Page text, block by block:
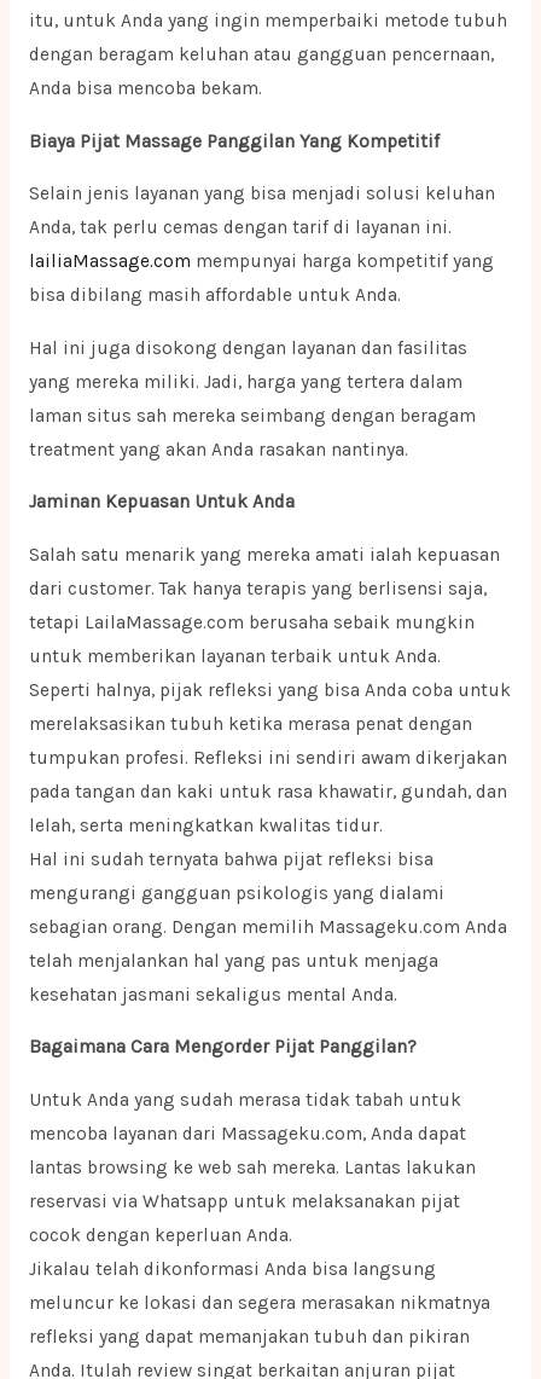
itu, untuk Anda yang ingin memperbaiki metode tubuh
dengan beragam keluhan atau gangguan pencernaan,
Anda bisa mencoba bekam.
Biaya Pijat Massage Panggilan Yang Kompetitif
Selain jenis layanan yang bisa menjadi solusi keluhan
Anda, tak perlu cemas dengan tarif di layanan ini.
lailiaMassage.com mempunyai harga kompetitif yang
bisa dibilang masih affordable untuk Anda.
Hal ini juga disokong dengan layanan dan fasilitas
yang mereka miliki. Jadi, harga yang tertera dalam
laman situs sah mereka seimbang dengan beragam
treatment yang akan Anda rasakan nantinya.
Jaminan Kepuasan Untuk Anda
Salah satu menarik yang mereka amati ialah kepuasan
dari customer. Tak hanya terapis yang berlisensi saja,
tetapi LailaMassage.com berusaha sebaik mungkin
untuk memberikan layanan terbaik untuk Anda.
Seperti halnya, pijak refleksi yang bisa Anda coba untuk
merelaksasikan tubuh ketika merasa penat dengan
tumpukan profesi. Refleksi ini sendiri awam dikerjakan
pada tangan dan kaki untuk rasa khawatir, gundah, dan
lelah, serta meningkatkan kwalitas tidur.
Hal ini sudah ternyata bahwa pijat refleksi bisa
mengurangi gangguan psikologis yang dialami
sebagian orang. Dengan memilih Massageku.com Anda
telah menjalankan hal yang pas untuk menjaga
kesehatan jasmani sekaligus mental Anda.
Bagaimana Cara Mengorder Pijat Panggilan?
Untuk Anda yang sudah merasa tidak tabah untuk
mencoba layanan dari Massageku.com, Anda dapat
lantas browsing ke web sah mereka. Lantas lakukan
reservasi via Whatsapp untuk melaksanakan pijat
cocok dengan keperluan Anda.
Jikalau telah dikonformasi Anda bisa langsung
meluncur ke lokasi dan segera merasakan nikmatnya
refleksi yang dapat memanjakan tubuh dan pikiran
Anda. Itulah review singat berkaitan anjuran pijat